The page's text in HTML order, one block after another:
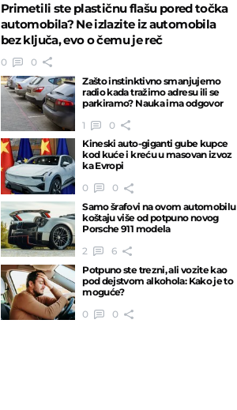
Primetili ste plastičnu flašu pored točka
automobila? Ne izlazite iz automobila
bez ključa, evo o čemu je reč
0
0
Zašto instinktivno smanjujemo
radio kada tražimo adresu ili se
parkiramo? Nauka ima odgovor
1
0
Kineski auto-giganti gube kupce
kod kuće i kreću u masovan izvoz
ka Evropi
0
0
Samo šrafovi na ovom automobilu
koštaju više od potpuno novog
Porsche 911 modela
2
6
Potpuno ste trezni, ali vozite kao
pod dejstvom alkohola: Kako je to
moguće?
0
0